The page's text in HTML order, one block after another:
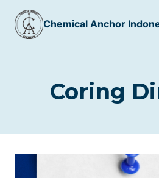
content
Chemical Anchor
Coring